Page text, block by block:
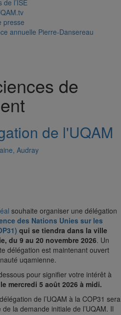
de l’ISE
presse
annuelle Pierre-Dansereau
de
de l'UQAM
Audray
souhaite organiser une délégation
des Nations Unies sur les
qui se tiendra dans la ville
du 9 au 20 novembre 2026. Un
délégation est maintenant ouvert
uqamienne.
pour signifier votre intérêt à
mercredi 5 août 2026 à midi.
de l’UQAM à la COP31 sera
la demande initiale de l’UQAM. Il